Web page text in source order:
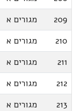
209
מגורים א
210
מגורים א
211
מגורים א
212
מגורים א
213
מגורים א